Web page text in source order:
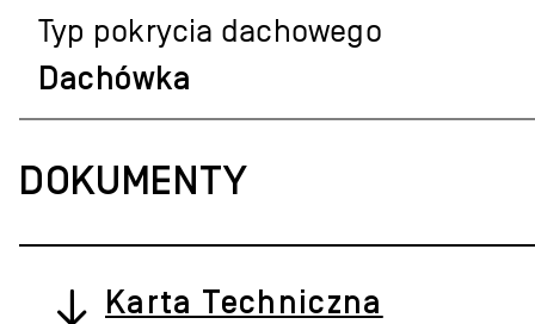
Typ pokrycia dachowego
Dachówka
DOKUMENTY
Karta Techniczna